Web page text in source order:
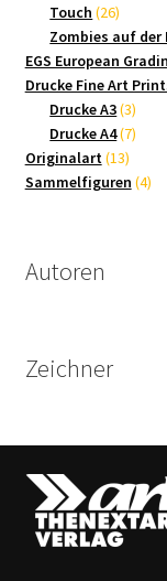
Touch 2626
Zombies auf der
EGS European
Drucke Fine Art
Drucke A3 33
Drucke A4 77
Originalart 1313
Sammelfiguren 44
Autoren
Zeichner